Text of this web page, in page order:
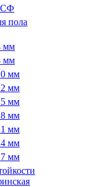
пола
мм
мм
мм
мм
мм
мм
мм
мм
мм